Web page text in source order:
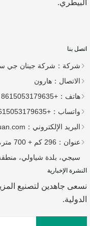
البيطري.
اتصل بنا
شركة： شركة جينان جي سي
الاتصال： هارون
هاتف： +8615053179635
واتساب： +8615053179635
البريد الإلكتروني：
عنوان：
سيجي، بلدة شياولي، منطقة
النشرة الإخبارية
نسعى جاهدين لتصنيع
الدولية.